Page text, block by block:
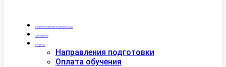
Сведения об образовательной организации
Абитуриентам
Студентам
Направления подготовки
Оплата обучения